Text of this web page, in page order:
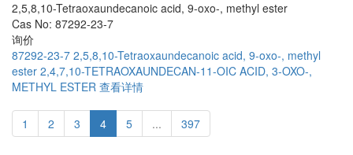
2,5,8,10-Tetraoxaundecanoic acid, 9-oxo-, methyl ester
Cas No: 87292-23-7
询价
87292-23-7 2,5,8,10-Tetraoxaundecanoic acid, 9-oxo-, methyl
ester 2,4,7,10-TETRAOXAUNDECAN-11-OIC ACID, 3-OXO-,
METHYL ESTER 查看详情
1 2 3 4 5 ... 397